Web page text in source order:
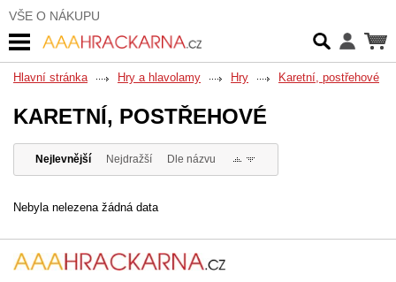
VŠE O NÁKUPU
Hlavní stránka Hry a hlavolamy Hry Karetní, postřehové
KARETNÍ, POSTŘEHOVÉ
Nejlevnější Nejdražší Dle názvu
Nebyla nelezena žádná data